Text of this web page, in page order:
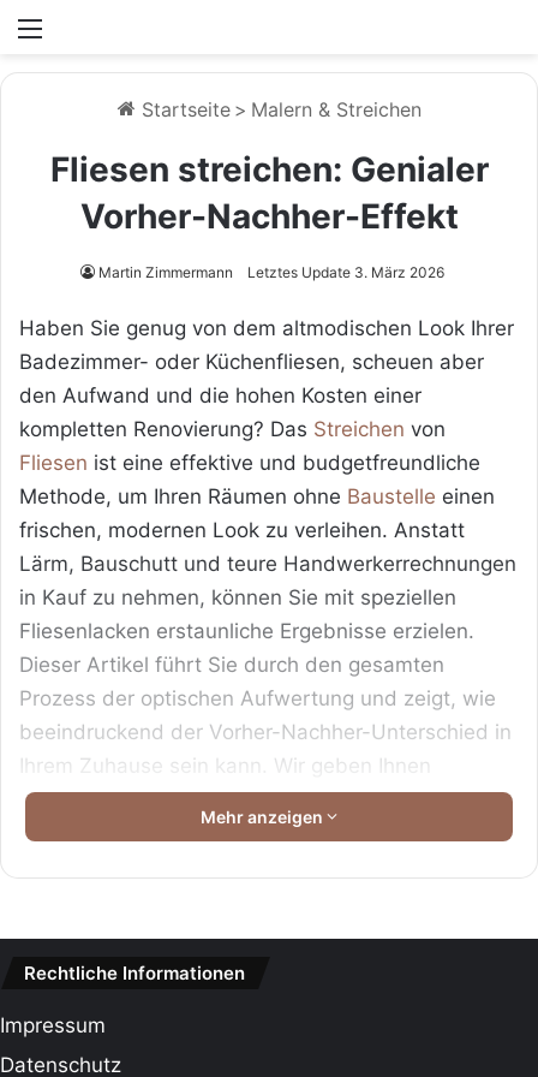
Startseite > Malern & Streichen
Fliesen streichen: Genialer
Vorher-Nachher-Effekt
Martin Zimmermann Letztes Update 3. März 2026
Haben Sie genug von dem altmodischen Look Ihrer
Badezimmer- oder Küchenfliesen, scheuen aber
den Aufwand und die hohen Kosten einer
kompletten Renovierung? Das Streichen von
Fliesen ist eine effektive und budgetfreundliche
Methode, um Ihren Räumen ohne Baustelle einen
frischen, modernen Look zu verleihen. Anstatt
Lärm, Bauschutt und teure Handwerkerrechnungen
in Kauf zu nehmen, können Sie mit speziellen
Fliesenlacken erstaunliche Ergebnisse erzielen.
Dieser Artikel führt Sie durch den gesamten
Prozess der optischen Aufwertung und zeigt, wie
beeindruckend der Vorher-Nachher-Unterschied in
Ihrem Zuhause sein kann. Wir geben Ihnen
wertvolle Tipps an die Hand, damit das Ergebnis
nicht nur ästhetisch ansprechend aussieht,
Ihrer alten Fliesen in Eigenregie sein kann.
Mehr anzeigen
Rechtliche Informationen
Impressum
Datenschutz